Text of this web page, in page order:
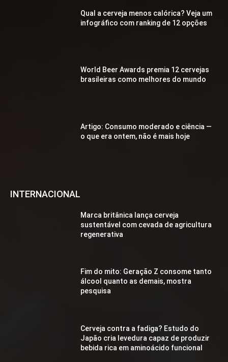
Qual a cerveja menos calórica? Veja um
infográfico com ranking de 12 opções
World Beer Awards premia 12 cervejas
brasileiras como melhores do mundo
Artigo: Consumo moderado e ciência —
o que era ontem, não é mais hoje
INTERNACIONAL
Marca britânica lança cerveja
sustentável com cevada de agricultura
regenerativa
Fim do mito: Geração Z consome tanto
álcool quanto as demais, mostra
pesquisa
Cerveja contra a fadiga? Estudo do
Japão cria levedura capaz de produzir
bebida rica em aminoácido funcional